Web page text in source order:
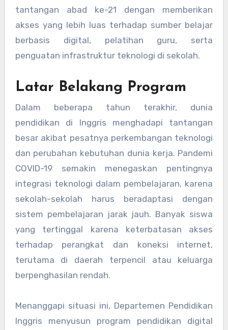
tantangan abad ke-21 dengan memberikan
akses yang lebih luas terhadap sumber belajar
berbasis digital, pelatihan guru, serta
penguatan infrastruktur teknologi di sekolah.
Latar Belakang Program
Dalam beberapa tahun terakhir, dunia
pendidikan di Inggris menghadapi tantangan
besar akibat pesatnya perkembangan teknologi
dan perubahan kebutuhan dunia kerja. Pandemi
COVID-19 semakin menegaskan pentingnya
integrasi teknologi dalam pembelajaran, karena
sekolah-sekolah harus beradaptasi dengan
sistem pembelajaran jarak jauh. Banyak siswa
yang tertinggal karena keterbatasan akses
terhadap perangkat dan koneksi internet,
terutama di daerah terpencil atau keluarga
berpenghasilan rendah.
Menanggapi situasi ini, Departemen Pendidikan
Inggris menyusun program pendidikan digital